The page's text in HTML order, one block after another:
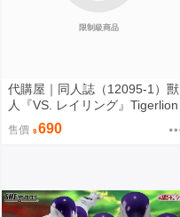
限制級商品
代購屋｜同人誌（12095-1）獸
人『VS. レイリング』Tigerlion
Moikana GRRRCOMICS-TG
售價 690